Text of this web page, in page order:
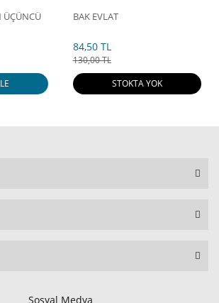
ÜÇÜNCÜ
BAK EVLAT
84,50 TL
130,00 TL
STOKTA YOK
Sosyal Medya